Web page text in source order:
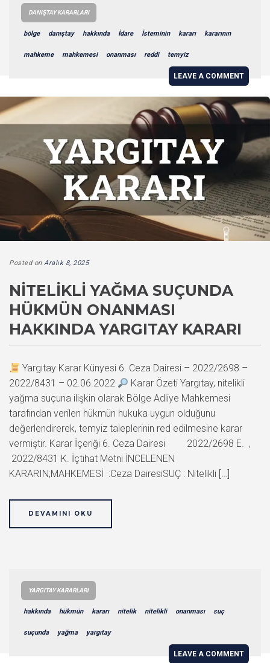
DANIŞTAY KARARLARI
bölge danıştay hakkında İdare İsteminin kararı kararının
mahkeme mahkemesi onanması reddi temyiz
LEAVE A COMMENT
Posted on Aralık 8, 2025
NITELIKLI YAĞMA SUÇUNDA
HÜKMÜN ONANMASI
HAKKINDA YARGITAY KARARI
Yargıtay Karar Künyesi 6. Ceza Dairesi – 2022/2698 –
2022/8431 – 02.06.2022
Karar Özeti Yargıtay, nitelikli
yağma suçuna ilişkin olarak Bölge Adliye Mahkemesi
tarafından verilen hükmün hukuka uygun olduğunu
değerlendirerek, temyiz taleplerinin red edilmesine karar
vermiştir. Karar İçeriği 6. Ceza Dairesi 2022/2698 E. ,
2022/8431 K. İçtihat Metni İNCELENEN
KARARIN;MAHKEMESİ :Ceza DairesiSUÇ : Nitelikli […]
DEVAMINI OKU
YARGITAY KARARLARI
hakkında hükmün kararı nitelik nitelikli onanması suç
suçunda yağma yargıtay
LEAVE A COMMENT